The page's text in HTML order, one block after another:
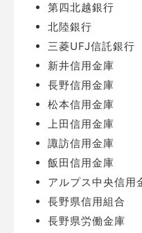
第四北越銀行
北陸銀行
三菱UFJ信託銀行
新井信用金庫
長野信用金庫
松本信用金庫
上田信用金庫
諏訪信用金庫
飯田信用金庫
アルプス中央信用
長野県信用組合
長野県労働金庫